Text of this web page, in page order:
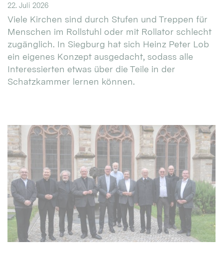
22. Juli 2026
Viele Kirchen sind durch Stufen und Treppen für
Menschen im Rollstuhl oder mit Rollator schlecht
zugänglich. In Siegburg hat sich Heinz Peter Lob
ein eigenes Konzept ausgedacht, sodass alle
Interessierten etwas über die Teile in der
Schatzkammer lernen können.